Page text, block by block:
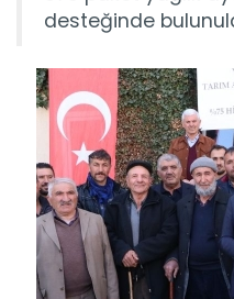
desteğinde